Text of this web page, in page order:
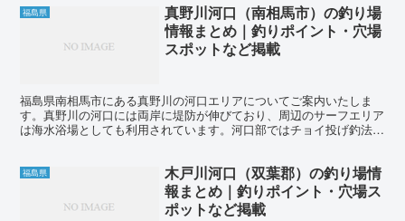
福島県
真野川河口（南相馬市）の釣り場
情報まとめ｜釣りポイント・穴場
スポットなど掲載
福島県南相馬市にある真野川の河口エリアについてご案内いたしま
す。真野川の河口には両岸に堤防が伸びており、周辺のサーフエリア
は海水浴場としても利用されています。河口部ではチョイ投げ釣法で
福島県
木戸川河口（双葉郡）の釣り場情
報まとめ｜釣りポイント・穴場ス
ポットなど掲載